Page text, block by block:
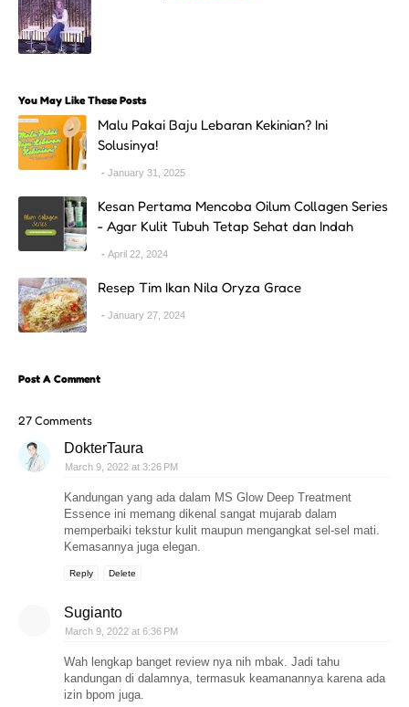
You May Like These Posts
Malu Pakai Baju Lebaran Kekinian? Ini
Solusinya!
January 31, 2025
Kesan Pertama Mencoba Oilum Collagen Series
- Agar Kulit Tubuh Tetap Sehat dan Indah
April 22, 2024
Resep Tim Ikan Nila Oryza Grace
January 27, 2024
Post A Comment
27 Comments
DokterTaura
March 9, 2022 at 3:26 PM
Kandungan yang ada dalam MS Glow Deep Treatment
Essence ini memang dikenal sangat mujarab dalam
memperbaiki tekstur kulit maupun mengangkat sel-sel mati.
Kemasannya juga elegan.
Reply Delete
Sugianto
March 9, 2022 at 6:36 PM
Wah lengkap banget review nya nih mbak. Jadi tahu
kandungan di dalamnya, termasuk keamanannya karena ada
izin bpom juga.